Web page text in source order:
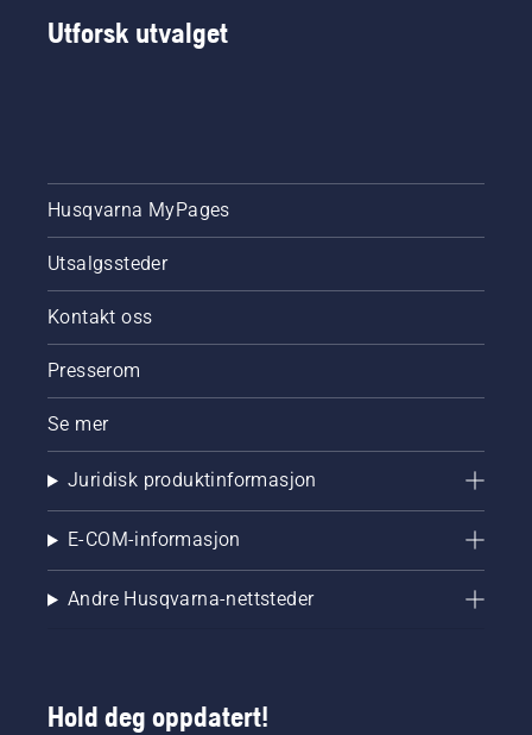
for
beste
bransjen.
Utforsk utvalget
Husqvarna MyPages
Utsalgssteder
Kontakt oss
Presserom
Se mer
Juridisk produktinformasjon
E-COM-informasjon
Andre Husqvarna-nettsteder
Hold deg oppdatert!